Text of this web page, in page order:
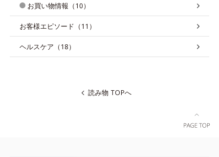
お買い物情報（10）
お客様エピソード（11）
ヘルスケア（18）
読み物 TOPへ